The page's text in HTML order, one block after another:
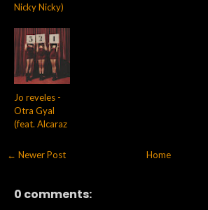
Nicky Nicky)
Jo reveles -
Otra Gyal
(feat. Alcaraz
← Newer Post Home
0 comments: